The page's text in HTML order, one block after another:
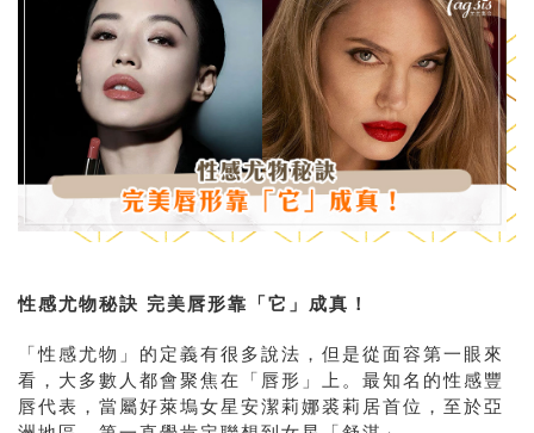
性感尤物秘訣 完美唇形靠「它」成真！
「性感尤物」的定義有很多說法，但是從面容第一眼來
看，大多數人都會聚焦在「唇形」上。最知名的性感豐
唇代表，當屬好萊塢女星安潔莉娜裘莉居首位，至於亞